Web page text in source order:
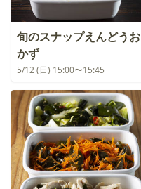
旬のスナップえんどうお
かず
5/12 (日) 15:00〜15:45